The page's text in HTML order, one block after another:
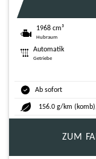
1968 cm³
Hubraum
Automatik
Getriebe
Ab sofort
156.0 g/km
ZUM